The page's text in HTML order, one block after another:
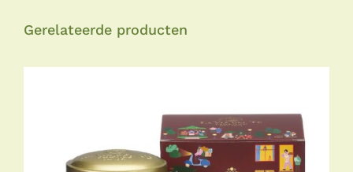
Gerelateerde producten